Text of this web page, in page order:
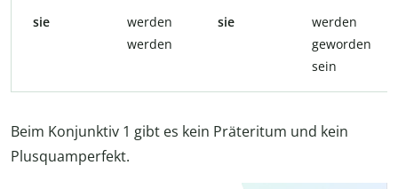
sie
werden
werden
sie
werden
geworden
sein
Beim Konjunktiv 1 gibt es kein Präteritum und kein
Plusquamperfekt.